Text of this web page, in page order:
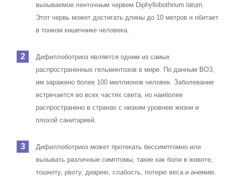
вызываемое ленточным червем Diphyllobothrium latum.
Этот червь может достигать длины до 10 метров и обитает
в тонком кишечнике человека.
Дифиллоботриоз является одним из самых
распространенных гельминтозов в мире. По данным ВОЗ,
им заражено более 100 миллионов человек. Заболевание
встречается во всех частях света, но наиболее
распространено в странах с низким уровнем жизни и
плохой санитарией.
Дифиллоботриоз может протекать бессимптомно или
вызывать различные симптомы, такие как боли в животе,
тошноту, рвоту, диарею, слабость, потерю веса и анемию.